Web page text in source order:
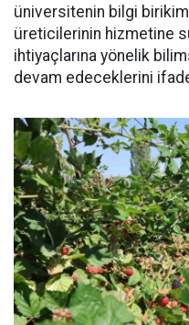
üniversitenin bilgi
üreticilerinin hizmetine
ihtiyaçlarına yönelik
devam edeceklerini